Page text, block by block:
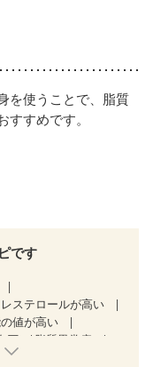
を使うことで、脂質
すめです。
です
ステロールが高い
値が高い
圧
脂質異常症